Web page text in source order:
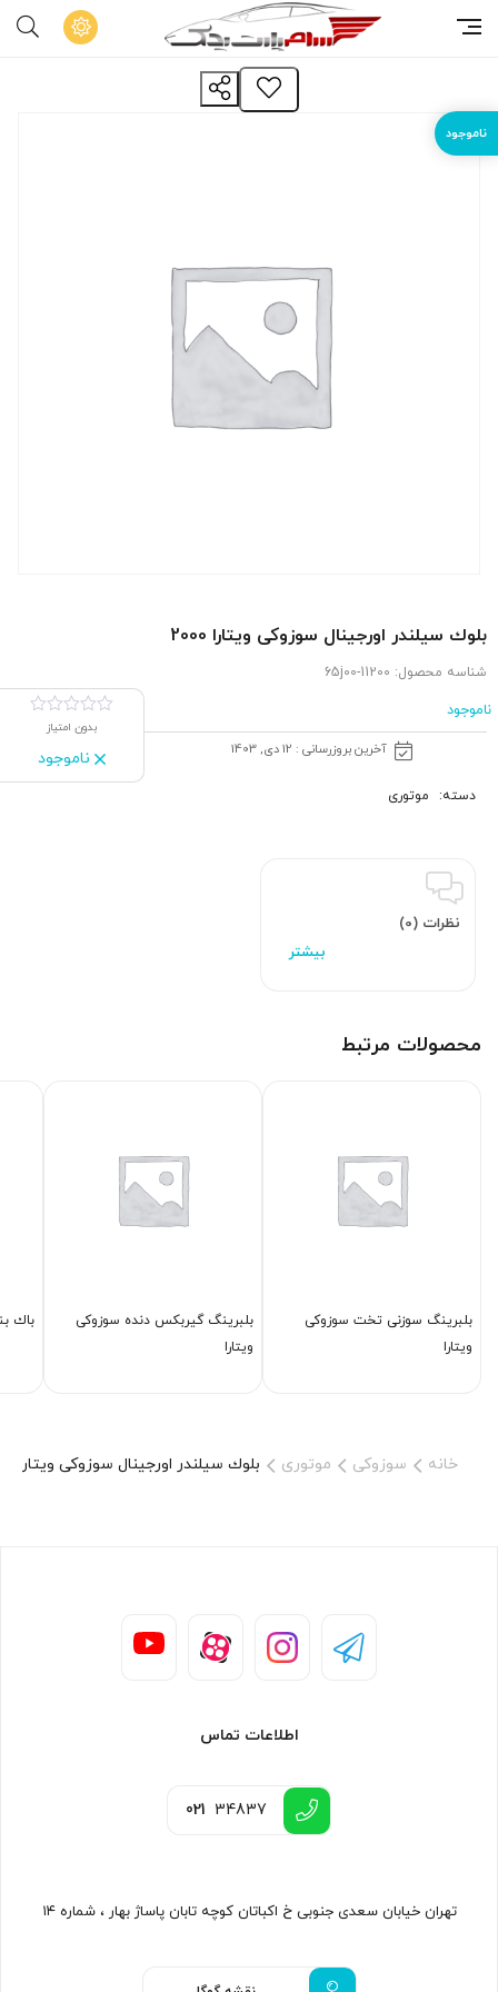
بلوك سیلندر اورجینال سوزوکی ویتارا 2000
شناسه محصول: 11200-65j00
ناموجود
آخرین بروزرسانی : 12 دی, 1403
بدون امتیاز
ناموجود
دسته: موتوری
نظرات (0)
محصولات مرتبط
بلبرینگ سوزنی تخت سوزوکی
ویتارا
بلبرینگ گیربكس دنده سوزوکی
ویتارا
باك
خانه سوزوکی موتوری بلوك سیلندر اورجینال سوزوکی ویتارا 2000
اطلاعات تماس
021 34837
تهران خیابان سعدی جنوبی خ اکباتان کوچه تابان پاساژ بهار ، شماره ۱۴